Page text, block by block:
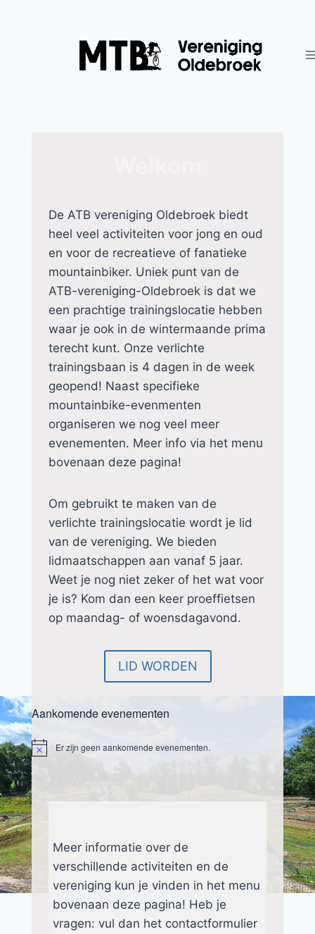
De ATB vereniging Oldebroek biedt
heel veel activiteiten voor jong en oud
en voor de recreatieve of fanatieke
mountainbiker. Uniek punt van de
ATB-vereniging-Oldebroek is dat we
een prachtige trainingslocatie hebben
waar je ook in de wintermaande prima
terecht kunt. Onze verlichte
trainingsbaan is 4 dagen in de week
geopend! Naast specifieke
mountainbike-evenmenten
organiseren we nog veel meer
evenementen. Meer info via het menu
bovenaan deze pagina!
Om gebruikt te maken van de
verlichte trainingslocatie wordt je lid
van de vereniging. We bieden
lidmaatschappen aan vanaf 5 jaar.
Weet je nog niet zeker of het wat voor
je is? Kom dan een keer proeffietsen
op maandag- of woensdagavond.
LID WORDEN
Aankomende evenementen
BerichtEr zijn geen aankomende evenementen.
Meer informatie over de
verschillende activiteiten en de
vereniging kun je vinden in het menu
bovenaan deze pagina! Heb je
vragen: vul dan het contactformulier